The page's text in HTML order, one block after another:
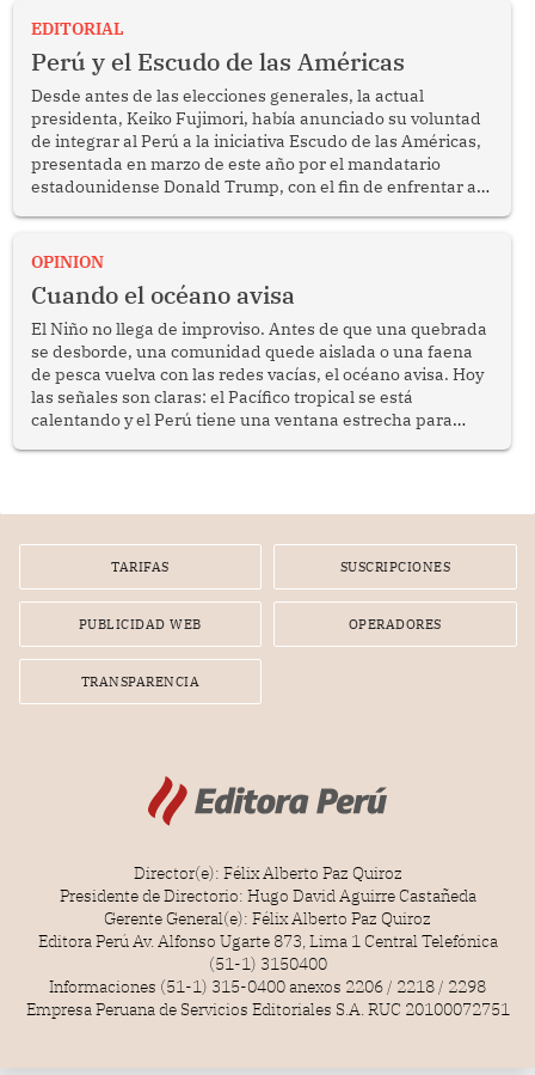
EDITORIAL
Perú y el Escudo de las Américas
Desde antes de las elecciones generales, la actual
presidenta, Keiko Fujimori, había anunciado su voluntad
de integrar al Perú a la iniciativa Escudo de las Américas,
presentada en marzo de este año por el mandatario
estadounidense Donald Trump, con el fin de enfrentar al
OPINION
Cuando el océano avisa
El Niño no llega de improviso. Antes de que una quebrada
se desborde, una comunidad quede aislada o una faena
de pesca vuelva con las redes vacías, el océano avisa. Hoy
las señales son claras: el Pacífico tropical se está
calentando y el Perú tiene una ventana estrecha para
TARIFAS SUSCRIPCIONES
PUBLICIDAD WEB OPERADORES
TRANSPARENCIA
Director(e): Félix Alberto Paz Quiroz
Presidente de Directorio: Hugo David Aguirre Castañeda
Gerente General(e): Félix Alberto Paz Quiroz
Editora Perú Av. Alfonso Ugarte 873, Lima 1 Central Telefónica
(51-1) 3150400
Informaciones (51-1) 315-0400 anexos 2206 / 2218 / 2298
Empresa Peruana de Servicios Editoriales S.A. RUC 20100072751